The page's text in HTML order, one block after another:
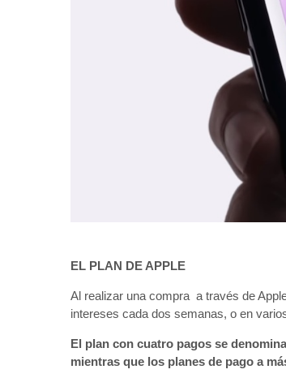
EL PLAN DE APPLE
Al realizar una compra a través de
intereses cada dos semanas, o en
El plan con cuatro pagos se
mientras que los planes de pago a